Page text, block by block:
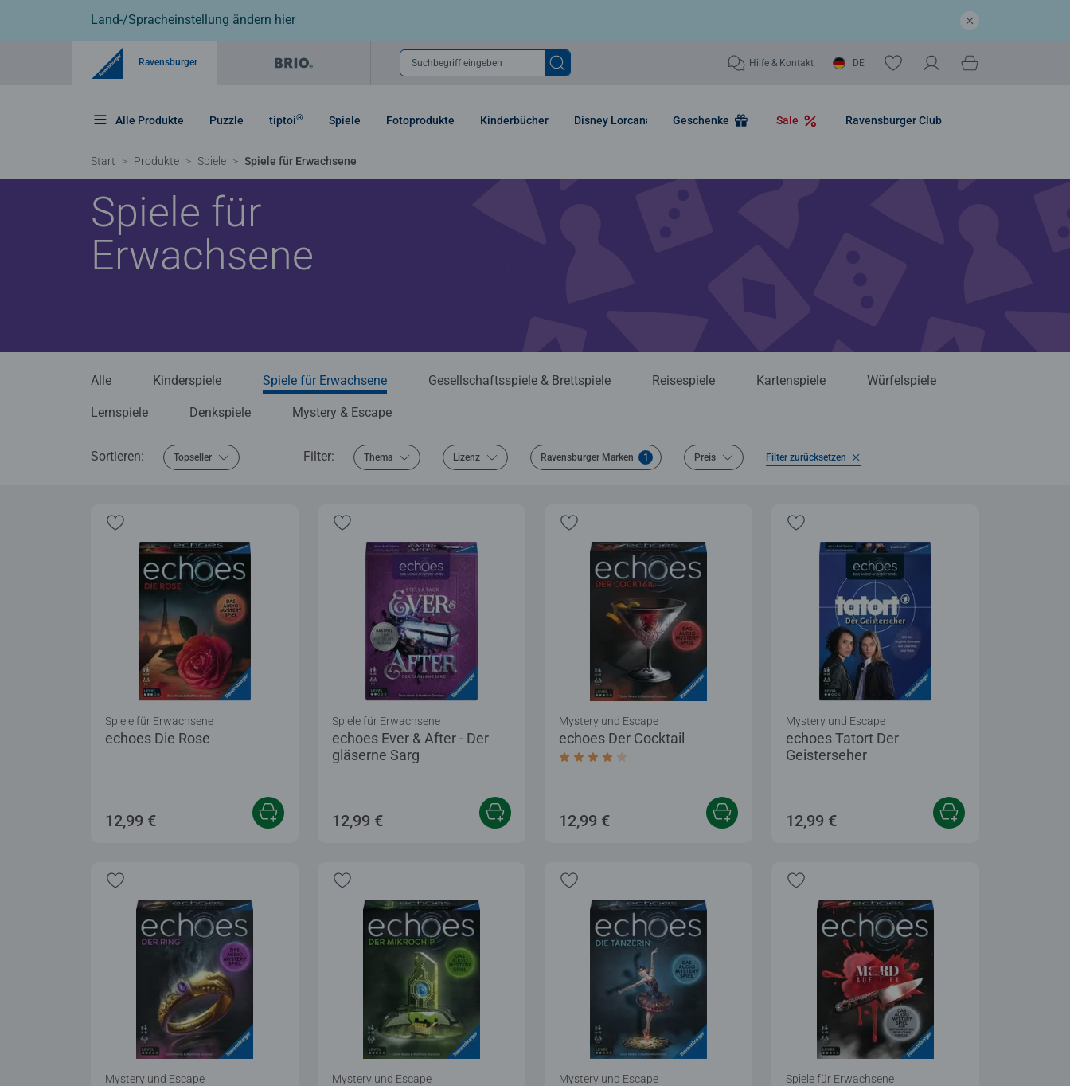
Land-/Spracheinstellung ändern hier
Ravensburger Suchbegriff eingeben Hilfe & Kontakt | DE
Alle Produkte Puzzle tiptoi® Spiele Fotoprodukte Kinderbücher Disney Lorcana Geschenke Sale Ravensburger Club
Start Produkte Spiele Spiele für Erwachsene
Spiele für
Erwachsene
Alle Kinderspiele Spiele für Erwachsene Gesellschaftsspiele & Brettspiele Reisespiele Kartenspiele Würfelspiele
Lernspiele Denkspiele Mystery & Escape
Sortieren: Topseller Filter: Thema Lizenz Ravensburger Marken 1 Preis Filter zurücksetzen
echoes Die Rose
Spiele für Erwachsene
12,99 €
echoes Ever & After - Der
gläserne Sarg
Spiele für Erwachsene
12,99 €
echoes Der Cocktail
Durchschnittliche Bewertung 4,3 von 5 Sternen.
Mystery und Escape
12,99 €
echoes Tatort Der
Geisterseher
Mystery und Escape
12,99 €
Mystery und Escape Mystery und Escape Mystery und Escape Spiele für Erwachsene